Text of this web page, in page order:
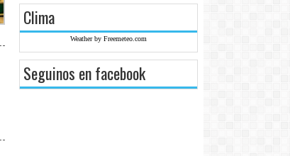
Clima
Weather by Freemeteo.com
Seguinos en facebook